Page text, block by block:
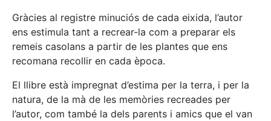
Gràcies al registre minuciós de cada eixida, l’autor
ens estimula tant a recrear-la com a preparar els
remeis casolans a partir de les plantes que ens
recomana recollir en cada època.
El llibre està impregnat d’estima per la terra, i per la
natura, de la mà de les memòries recreades per
l’autor, com també la dels parents i amics que el van